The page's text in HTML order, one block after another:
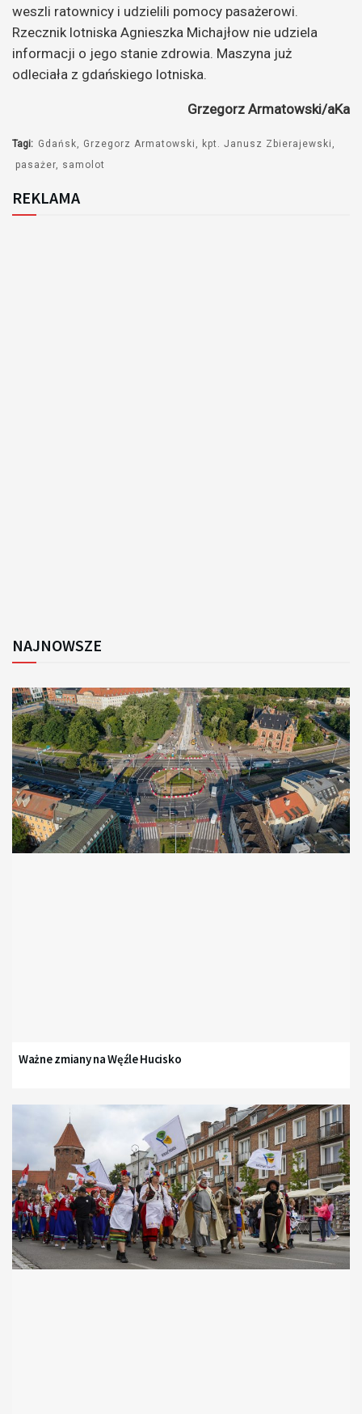
weszli ratownicy i udzielili pomocy pasażerowi.
Rzecznik lotniska Agnieszka Michajłow nie udziela
informacji o jego stanie zdrowia. Maszyna już
odleciała z gdańskiego lotniska.
Grzegorz Armatowski/aKa
Tagi: Gdańsk Grzegorz Armatowski
kpt. Janusz Zbierajewski
pasażer
samolot
REKLAMA
NAJNOWSZE
Ważne zmiany na Węźle Hucisko